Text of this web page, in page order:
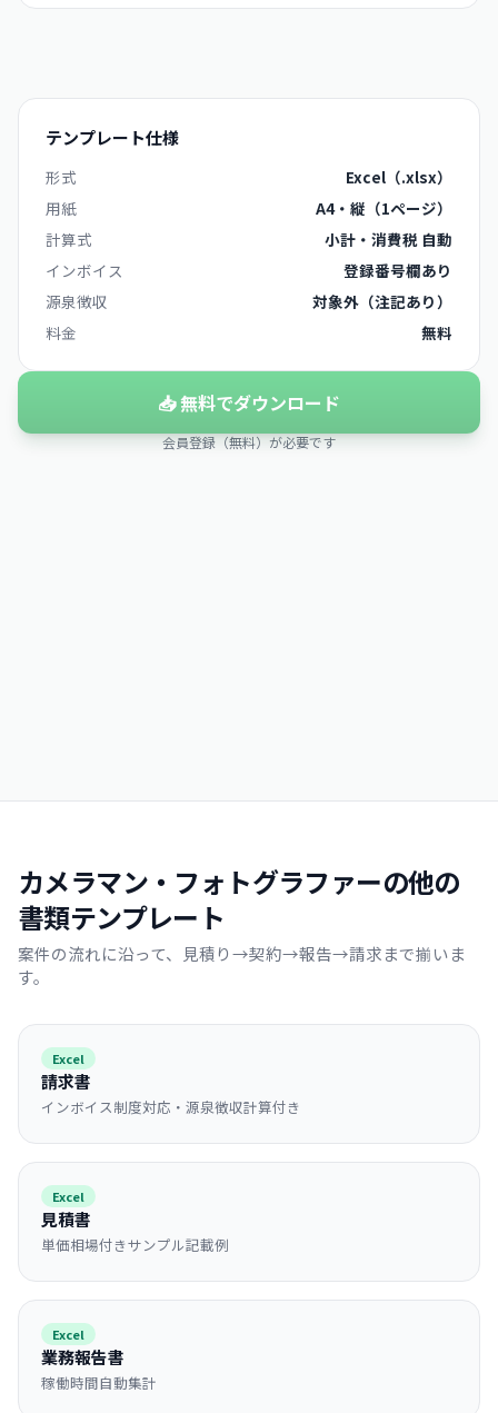
テンプレート仕様
形式
Excel（.xlsx）
用紙
A4・縦（1ページ）
計算式
小計・消費税 自動
インボイス
登録番号欄あり
源泉徴収
対象外（注記あり）
料金
無料
📥 無料でダウンロード
会員登録（無料）が必要です
カメラマン・フォトグラファーの他の
書類テンプレート
案件の流れに沿って、見積り→契約→報告→請求まで揃いま
す。
Excel
請求書
インボイス制度対応・源泉徴収計算付き
Excel
見積書
単価相場付きサンプル記載例
Excel
業務報告書
稼働時間自動集計